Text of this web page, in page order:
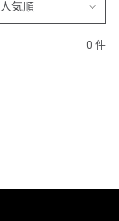
人気順
0 件